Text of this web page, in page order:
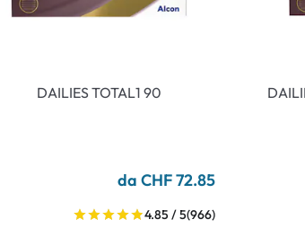
DAILIES TOTAL1 90
da CHF 72.85
4.85 / 5(966)